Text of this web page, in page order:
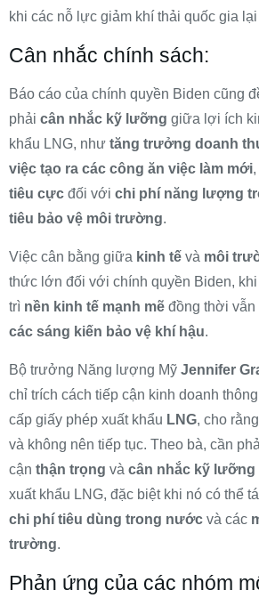
khi các nỗ lực giảm khí thải quốc gia lại
Cân nhắc chính sách:
Báo cáo của chính quyền Biden cũng
phải cân nhắc kỹ lưỡng giữa lợi ích
khẩu LNG, như tăng trưởng doanh
việc tạo ra các công ăn việc làm mới
tiêu cực đối với chi phí năng lượng
tiêu bảo vệ môi trường.
Việc cân bằng giữa kinh tế và môi
thức lớn đối với chính quyền Biden,
trì nền kinh tế mạnh mẽ đồng thời vẫn
các sáng kiến bảo vệ khí hậu.
Bộ trưởng Năng lượng Mỹ Jennifer
chỉ trích cách tiếp cận kinh doanh
cấp giấy phép xuất khẩu LNG, cho
và không nên tiếp tục. Theo bà, cần
cận thận trọng và cân nhắc kỹ lưỡng
xuất khẩu LNG, đặc biệt khi nó có thể
chi phí tiêu dùng trong nước và các
trường.
Phản ứng của các nhóm